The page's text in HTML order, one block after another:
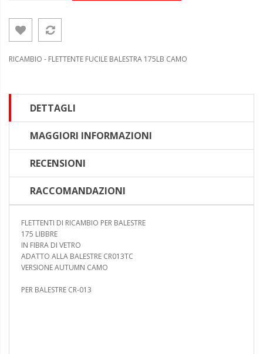
RICAMBIO - FLETTENTE FUCILE BALESTRA 175LB CAMO
DETTAGLI
MAGGIORI INFORMAZIONI
RECENSIONI
RACCOMANDAZIONI
FLETTENTI DI RICAMBIO PER BALESTRE
175 LIBBRE
IN FIBRA DI VETRO
ADATTO ALLA BALESTRE CR013TC
VERSIONE AUTUMN CAMO
PER BALESTRE CR-013